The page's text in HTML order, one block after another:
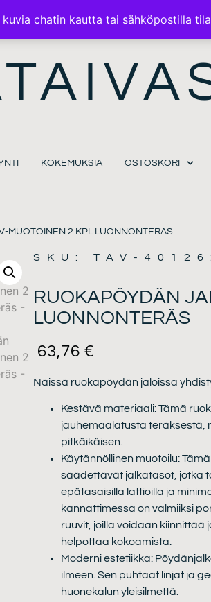
chatin kautta tai sähköpostilla
100€ TILAUKSISSA
KOKEMUKSIA OSTOSKORI
MUOTOINEN 2 KPL LUONNONTERÄS
SKU: TAV-
RUOKAPÖYDÄN
LUONNONTERÄS
63,76 €
Näissä ruokapöydän jaloissa
Kestävä materiaali: Tämä
jauhemaalatusta teräksestä,
pitkäikäisen.
Käytännöllinen muotoilu:
säädettävät jalkatasot, jotka
epätasaisilla lattioilla ja
kannattimessa on valmiiksi
ruuvit, joilla voidaan kiinnittää
helpottaa kokoamista.
Moderni estetiikka:
ilmeen. Sen puhtaat linjat ja
huonekalun yleisilmettä.